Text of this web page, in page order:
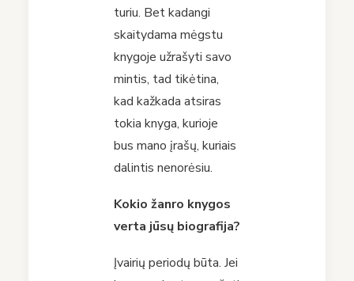
turiu. Bet kadangi
skaitydama mėgstu
knygoje užrašyti savo
mintis, tad tikėtina,
kad kažkada atsiras
tokia knyga, kurioje
bus mano įrašų, kuriais
dalintis nenorėsiu.
Kokio žanro knygos
verta jūsų biografija?
Įvairių periodų būta. Jei